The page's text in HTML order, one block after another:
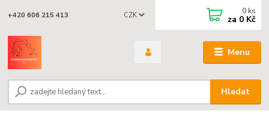
Menu
CZK
Hledat
+420 606 215 413 0 ks
za 0 Kč